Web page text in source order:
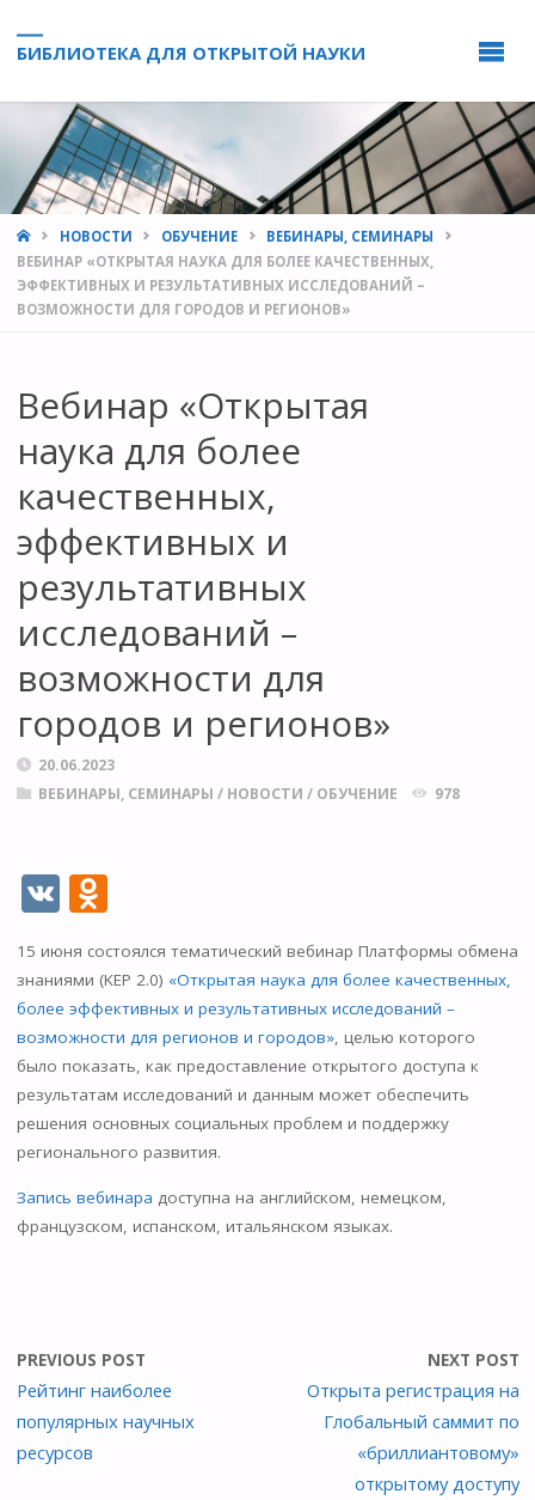
БИБЛИОТЕКА ДЛЯ ОТКРЫТОЙ НАУКИ
HOMEНОВОСТИ ОБУЧЕНИЕ
ВЕБИНАРЫ, СЕМИНАРЫ
ВЕБИНАР «ОТКРЫТАЯ НАУКА ДЛЯ БОЛЕЕ КАЧЕСТВЕННЫХ,
ЭФФЕКТИВНЫХ И РЕЗУЛЬТАТИВНЫХ ИССЛЕДОВАНИЙ –
ВОЗМОЖНОСТИ ДЛЯ ГОРОДОВ И РЕГИОНОВ»
Вебинар «Открытая
наука для более
качественных,
эффективных и
результативных
исследований –
возможности для
городов и регионов»
20.06.2023
ВЕБИНАРЫ, СЕМИНАРЫ / НОВОСТИ / ОБУЧЕНИЕ 978
V O
n
o
kl
as
s
ni
ki
​15 июня состоялся тематический вебинар Платформы обмена
знаниями (KEP 2.0) «Открытая наука для более качественных,
более эффективных и результативных исследований –
возможности для регионов и городов», целью которого
было показать, как предоставление открытого доступа к
результатам исследований и данным может обеспечить
решения основных социальных проблем и поддержку
регионального развития.
Запись вебинара доступна на английском, немецком,
французском, испанском, итальянском языках.
PREVIOUS POST
Рейтинг наиболее
популярных научных
ресурсов
NEXT POST
Открыта регистрация на
Глобальный саммит по
«бриллиантовому»
открытому доступу